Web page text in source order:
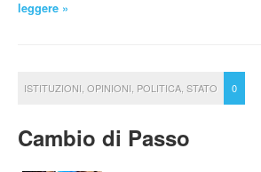
leggere »
ISTITUZIONI OPINIONI POLITICA STATO 0
Cambio di Passo